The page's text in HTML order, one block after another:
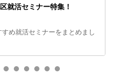
就活セミナー特集！
め就活セミナーをまとめまし